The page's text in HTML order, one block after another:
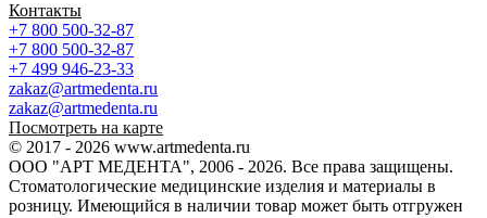
Контакты
+7 800 500-32-87
+7 800 500-32-87
+7 499 946-23-33
zakaz@artmedenta.ru
zakaz@artmedenta.ru
Посмотреть на карте
© 2017 - 2026 www.artmedenta.ru
ООО "АРТ МЕДЕНТА", 2006 - 2026. Все права защищены.
Стоматологические медицинские изделия и материалы в
розницу. Имеющийся в наличии товар может быть отгружен